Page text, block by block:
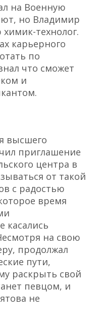
на Военную
но Владимир
технолог.
карьерного
по
что сможет
и
высшего
приглашение
центра в
от такой
с радостью
время
касались
на свою
продолжал
пути,
раскрыть свой
певцом, и
не